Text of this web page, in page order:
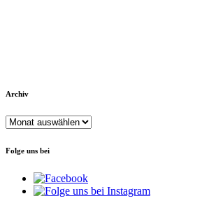
Archiv
Archiv
Folge uns bei